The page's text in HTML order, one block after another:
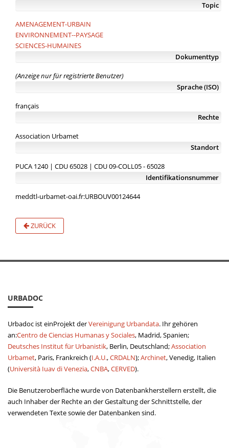
Topic
AMENAGEMENT-URBAIN
ENVIRONNEMENT--PAYSAGE
SCIENCES-HUMAINES
Dokumenttyp
(Anzeige nur für registrierte Benutzer)
Sprache (ISO)
français
Rechte
Association Urbamet
Standort
PUCA 1240 | CDU 65028 | CDU 09-COLL05 - 65028
Identifikationsnummer
meddtl-urbamet-oai.fr:URBOUV00124644
ZURÜCK
URBADOC
Urbadoc ist einProjekt derVereinigung Urbandata. Ihr gehören
an:Centro de Ciencias Humanas y Sociales, Madrid, Spanien;
Deutsches Institut für Urbanistik, Berlin, Deutschland;Association
Urbamet, Paris, Frankreich (I.A.U.,CRDALN);Archinet, Venedig, Italien
(Università Iuav di Venezia,CNBA,CERVED).
Die Benutzeroberfläche wurde von Datenbankherstellern erstellt, die
auch Inhaber der Rechte an der Gestaltung der Schnittstelle, der
verwendeten Texte sowie der Datenbanken sind.